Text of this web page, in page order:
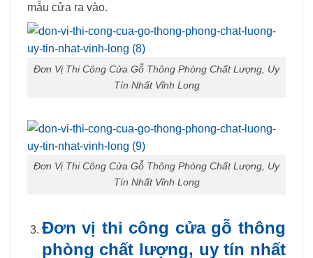
mẫu cửa ra vào.
Đơn Vị Thi Công Cửa Gỗ Thông Phòng Chất Lượng, Uy
Tín Nhất Vĩnh Long
Đơn Vị Thi Công Cửa Gỗ Thông Phòng Chất Lượng, Uy
Tín Nhất Vĩnh Long
Đơn vị thi công cửa gỗ thông
phòng chất lượng, uy tín nhất